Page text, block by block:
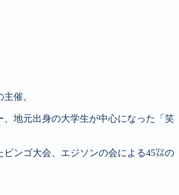
催。
地元出身の大学生が中心になった「笑
ンゴ大会、エジソンの会による45㍑の